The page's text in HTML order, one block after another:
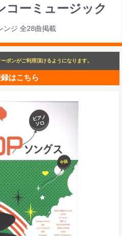
コーミュージック
ンジ 全28曲掲載
ポンがご利用頂けるようになります。
はこちら